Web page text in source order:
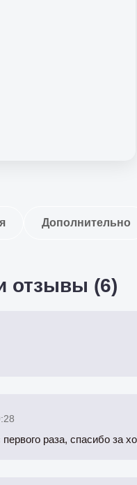
Дополнительно
отзывы (6)
раза, спасибо за